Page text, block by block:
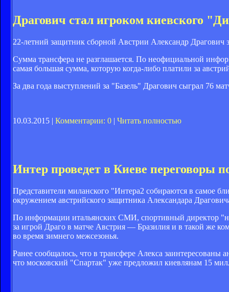
Драгович стал игроком киевского
22-летний защитник сборной Австрии Александр Драгович
Сумма трансфера не разглашается. По неофициальной
самая большая сумма, которую когда-либо платили за
За два года выступлений за "Базель" Драгович сыграл 76
10.03.2015 | Комментарии: 0 | Читать полностью
Интер проведет в Киеве переговоры
Представители миланского "Интера2 собираются в самое
окружением австрийского защитника Александара
По информации итальянских СМИ, спортивный директор
за игрой Драго в матче Австрия — Бразилия и в такой же
во время зимнего межсезонья.
Ранее сообщалось, что в трансфере Алекса
что московский "Спартак" уже предложил киевлянам 15